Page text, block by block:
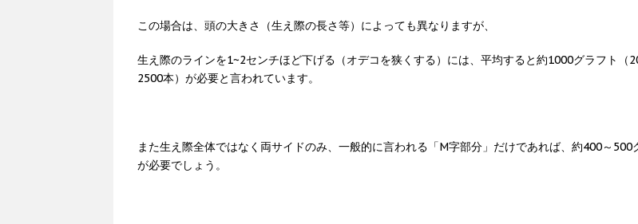
この場合は、頭の大きさ（生え際の長さ等）によっても異なりますが、
生え際のラインを1~2センチほど下げる（オデコを狭くする）には、平均すると約1000グラフト（
2500本）が必要と言われています。
また生え際全体ではなく両サイドのみ、一般的に言われる「M字部分」だけであれば、約400～500
が必要でしょう。